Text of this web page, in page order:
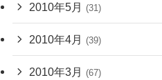
2010年5月 (31)
2010年4月 (39)
2010年3月 (67)